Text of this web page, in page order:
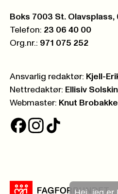
Postboks:
Boks 7003 St. Olavsplass,
Telefon: 23 06 40 00
Org.nr.: 971 075 252
Ansvarlig redaktør: Kjell-
Nettredaktør: Ellisiv
Webmaster: Knut